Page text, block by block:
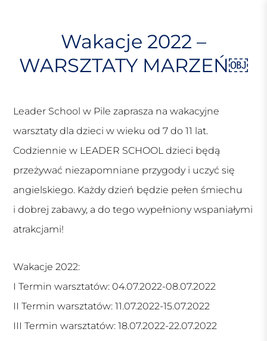
Wakacje 2022 –
WARSZTATY MARZEŃ￼
Leader School w Pile zaprasza na wakacyjne
warsztaty dla dzieci w wieku od 7 do 11 lat.
Codziennie w LEADER SCHOOL dzieci będą
przeżywać niezapomniane przygody i uczyć się
angielskiego. Każdy dzień będzie pełen śmiechu
i dobrej zabawy, a do tego wypełniony wspaniałymi
atrakcjami!
Wakacje 2022:
I Termin warsztatów: 04.07.2022-08.07.2022
II Termin warsztatów: 11.07.2022-15.07.2022
III Termin warsztatów: 18.07.2022-22.07.2022